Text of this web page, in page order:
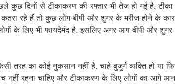
कुछ दिनों से टीकाकरण की रफ्तार भी तेज हो गई है.
रहे हैं तो कुछ लोग बीपी और शुगर के मरीज होने के
के लिए भी फायदेमंद है. इसलिए अगर आप बीपी और शुगर
का कोई नुकसान नहीं है. चाहे बुजुर्ग व्यक्ति हो या
रहना चाहिए और टीकाकरण के लिए लोगों का आगे